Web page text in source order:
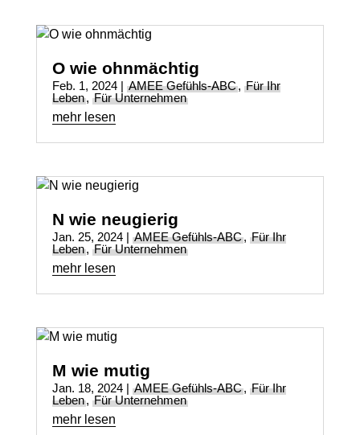
O wie ohnmächtig
Feb. 1, 2024| AMEE Gefühls-ABC, Für Ihr
Leben, Für Unternehmen
mehr lesen
N wie neugierig
Jan. 25, 2024| AMEE Gefühls-ABC, Für Ihr
Leben, Für Unternehmen
mehr lesen
M wie mutig
Jan. 18, 2024| AMEE Gefühls-ABC, Für Ihr
Leben, Für Unternehmen
mehr lesen